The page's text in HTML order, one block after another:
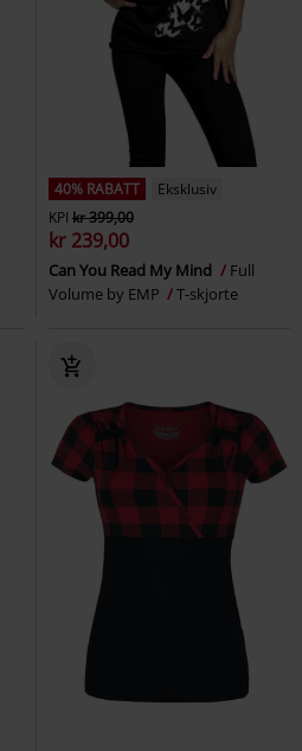
40% RABATT
Eksklusiv
KPI kr 399,00
kr 239,00
Can You Read My Mind
Full
Volume by EMP
T-skjorte